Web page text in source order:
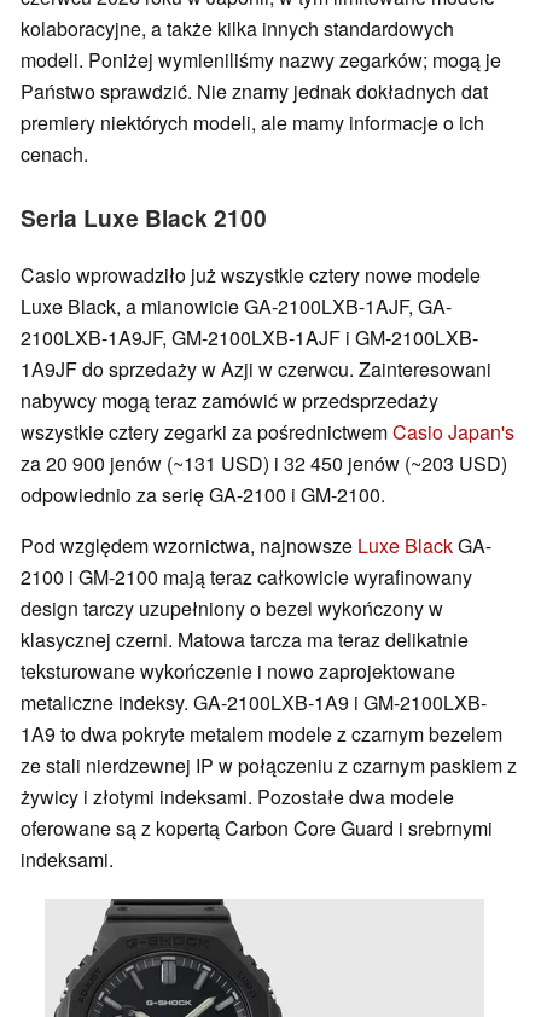
kolaboracyjne, a także kilka innych standardowych
modeli. Poniżej wymieniliśmy nazwy zegarków; mogą je
Państwo sprawdzić. Nie znamy jednak dokładnych dat
premiery niektórych modeli, ale mamy informacje o ich
cenach.
Seria Luxe Black 2100
Casio wprowadziło już wszystkie cztery nowe modele
Luxe Black, a mianowicie GA-2100LXB-1AJF, GA-
2100LXB-1A9JF, GM-2100LXB-1AJF i GM-2100LXB-
1A9JF do sprzedaży w Azji w czerwcu. Zainteresowani
nabywcy mogą teraz zamówić w przedsprzedaży
wszystkie cztery zegarki za pośrednictwemCasio Japan's
za 20 900 jenów (~131 USD) i 32 450 jenów (~203 USD)
odpowiednio za serię GA-2100 i GM-2100.
Pod względem wzornictwa, najnowsze Luxe BlackGA-
2100 i GM-2100 mają teraz całkowicie wyrafinowany
design tarczy uzupełniony o bezel wykończony w
klasycznej czerni. Matowa tarcza ma teraz delikatnie
teksturowane wykończenie i nowo zaprojektowane
metaliczne indeksy. GA-2100LXB-1A9 i GM-2100LXB-
1A9 to dwa pokryte metalem modele z czarnym bezelem
ze stali nierdzewnej IP w połączeniu z czarnym paskiem z
żywicy i złotymi indeksami. Pozostałe dwa modele
oferowane są z kopertą Carbon Core Guard i srebrnymi
indeksami.